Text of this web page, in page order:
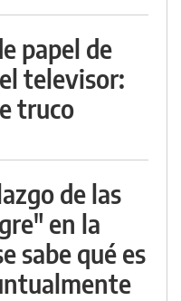
papel de
televisor:
truco
de las
en la
sabe qué es